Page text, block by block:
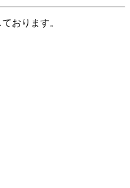
おります。